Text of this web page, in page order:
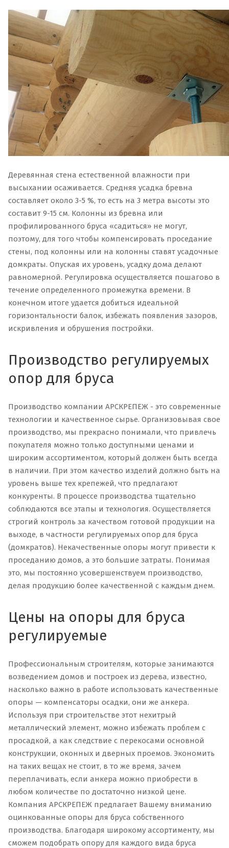
Деревянная стена естественной влажности при
высыхании осаживается. Средняя усадка бревна
составляет около 3-5 %, то есть на 3 метра высоты это
составит 9-15 см. Колонны из бревна или
профилированного бруса «садиться» не могут,
поэтому, для того чтобы компенсировать проседание
стены, под колонны или на колонны ставят усадочные
домкраты. Опуская их уровень, усадку дома делают
равномерной. Регулировка осуществляется пошагово в
течение определенного промежутка времени. В
конечном итоге удается добиться идеальной
горизонтальности балок, избежать появления зазоров,
искривления и обрушения постройки.
Производство регулируемых
опор для бруса
Производство компании АРСКРЕПЕЖ - это современные
технологии и качественное сырье. Организовывая свое
производство, мы прекрасно понимали, что привлечь
покупателя можно только доступными ценами и
широким ассортиментом, который должен быть всегда
в наличии. При этом качество изделий должно быть на
уровень выше тех крепежей, что предлагают
конкуренты. В процессе производства тщательно
соблюдаются все этапы и технология. Осуществляется
строгий контроль за качеством готовой продукции на
выходе, в частности регулируемых опор для бруса
(домкратов). Некачественные опоры могут привести к
проседанию домов, а это большие затраты. Понимая
это, мы постоянно усовершенствуем производство,
делая продукцию более качественной с каждым днем.
Цены на опоры для бруса
регулируемые
Профессиональным строителям, которые занимаются
возведением домов и построек из дерева, известно,
насколько важно в работе использовать качественные
опоры — компенсаторы осадки, они же анкера.
Используя при строительстве этот нехитрый
металлический элемент, можно избежать проблем с
просадкой, а как следствие с перекосами основной
конструкции, оконных и дверных проемов. Экономить
на таких вещах не стоит, в то же время, зачем
переплачивать, если анкера можно приобрести в
любом количестве по достаточно низкой цене.
Компания АРСКРЕПЕЖ предлагает Вашему вниманию
оцинкованные опоры для бруса собственного
производства. Благодаря широкому ассортименту, мы
сможем подобрать опору для каждого вида бруса